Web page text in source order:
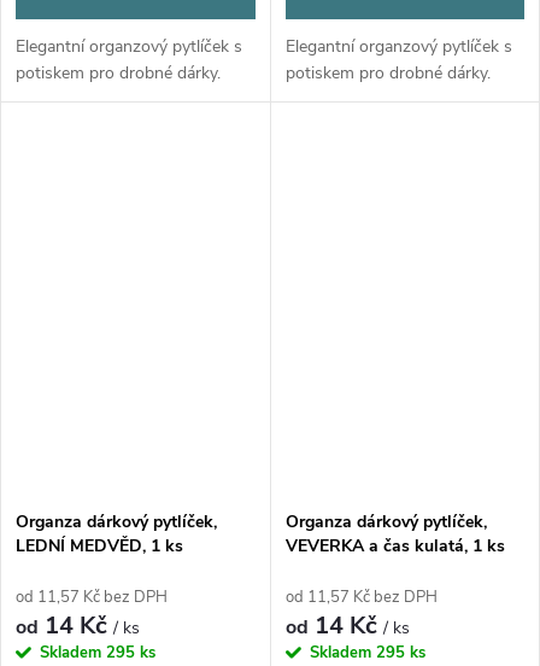
Elegantní organzový pytlíček s
potiskem pro drobné dárky.
Elegantní organzový pytlíček s
potiskem pro drobné dárky.
Organza dárkový pytlíček,
LEDNÍ MEDVĚD, 1 ks
od 11,57 Kč bez DPH
od 14 Kč/ ks
Skladem 295 ks
Organza dárkový pytlíček,
VEVERKA a čas kulatá, 1 ks
od 11,57 Kč bez DPH
od 14 Kč/ ks
Skladem 295 ks